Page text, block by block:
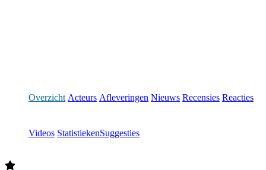
Overzicht Acteurs Afleveringen Nieuws Recensies Reacties
Videos StatistiekenSuggesties